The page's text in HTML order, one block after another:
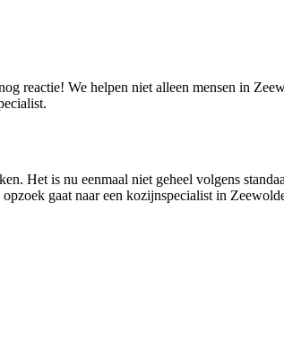
reactie! We helpen niet alleen mensen in
Het is nu eenmaal niet geheel volgens
gaat naar een kozijnspecialist in